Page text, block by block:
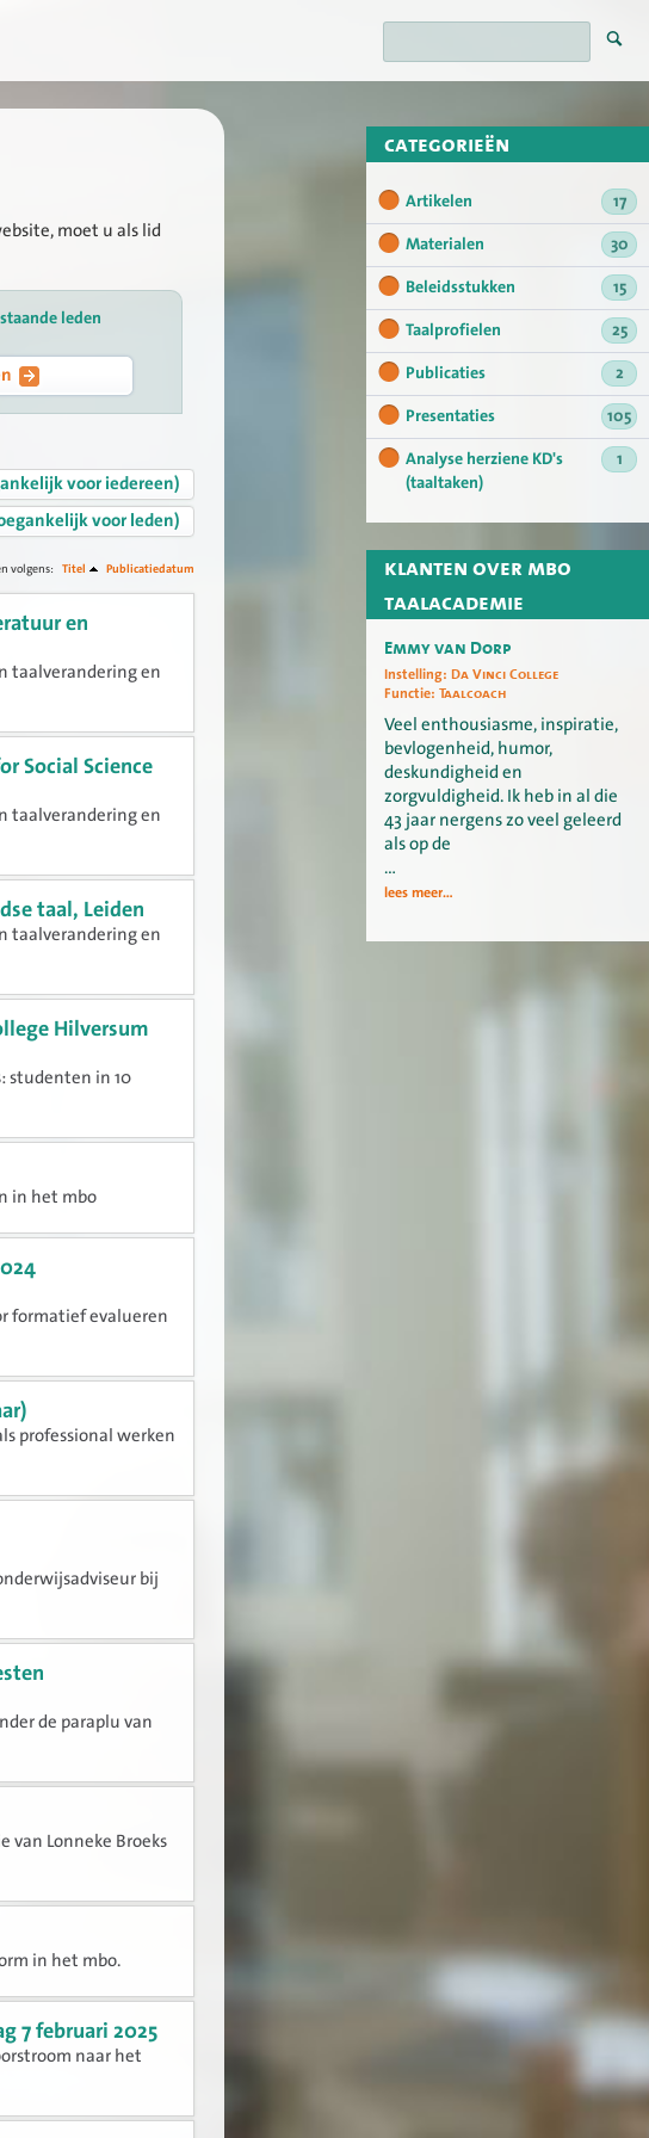
categorieën
Artikelen
17
Materialen
30
Beleidsstukken
15
Taalprofielen
25
Publicaties
2
Presentaties
105
Analyse herziene KD's
(taaltaken)
1
klanten over mbo
taalacademie
Emmy van Dorp
Instelling: Da Vinci College
Functie: Taalcoach
Veel enthousiasme, inspiratie,
bevlogenheid, humor,
deskundigheid en
zorgvuldigheid. Ik heb in al die
43 jaar nergens zo veel geleerd
als op de
…
lees meer...
moet u als lid
leden
voor iedereen)
voor leden)
volgens: Titel Publicatiedatum
en
taalverandering en
Social Science
taalverandering en
taal, Leiden
taalverandering en
Hilversum
studenten in 10
in het mbo
formatief evalueren
professional werken
bij
de paraplu van
van Lonneke Broeks
in het mbo.
7 februari 2025
naar het